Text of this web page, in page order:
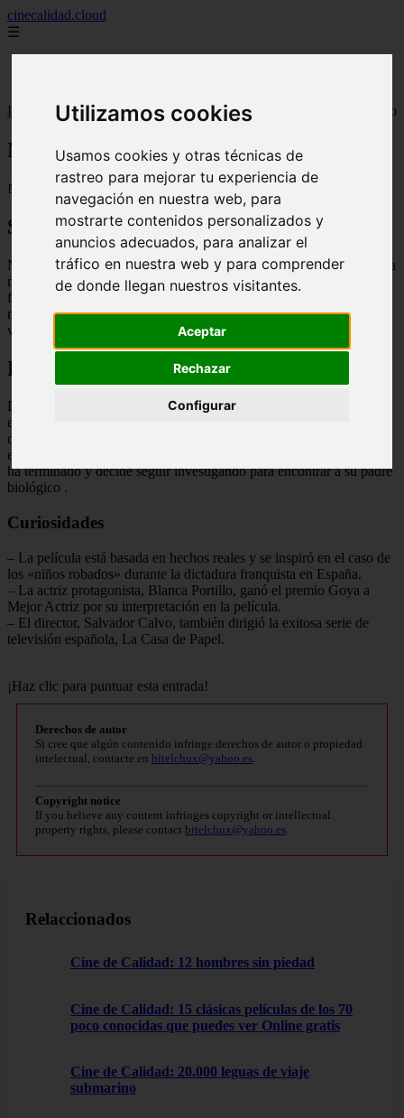
Utilizamos cookies
Usamos cookies y otras técnicas de
rastreo para mejorar tu experiencia de
navegación en nuestra web, para
mostrarte contenidos personalizados y
anuncios adecuados, para analizar el
tráfico en nuestra web y para comprender
de donde llegan nuestros visitantes.
Aceptar
Rechazar
Configurar
cinecalidad.cloud
☰
Inicio finalexplicadolat >Niños robados (2026) ᐉ Final Explicado
Niños robados (2026) ᐉ Final Explicado
📅 13/02/2026
Sinopsis
Niños robados es una película española que cuenta la historia de una
mujer llamada Sara que, tras la muerte de su madre, descubre que
fue adoptada ilegalmente durante la dictadura franquista. Junto a su
marido, emprende una búsqueda desesperada para encontrar a sus
verdaderos padres y descubrir la verdad detrás de su adopción.
Final Explicado
Después de una larga investigación, Sara y su marido logran
encontrar a su verdadera madre, quien les cuenta la terrible historia
de cómo fue obligada a dar a su hija en adopción. A pesar de la
emoción del reencuentro, Sara se da cuenta de que su búsqueda no
ha terminado y decide seguir investigando para encontrar a su padre
biológico .
Curiosidades
– La película está basada en hechos reales y se inspiró en el caso de
los «niños robados» durante la dictadura franquista en España.
– La actriz protagonista, Blanca Portillo, ganó el premio Goya a
Mejor Actriz por su interpretación en la película.
– El director, Salvador Calvo, también dirigió la exitosa serie de
televisión española, La Casa de Papel.
¡Haz clic para puntuar esta entrada!
Derechos de autor
Si cree que algún contenido infringe derechos de autor o propiedad
intelectual, contacte en bitelchux@yahoo.es
Copyright notice
If you believe any content infringes copyright or intellectual
property rights, please contact bitelchux@yahoo.es
Relaccionados
Cine de Calidad: 12 hombres sin piedad
Cine de Calidad: 15 clásicas películas de los 70
poco conocidas que puedes ver Online gratis
Cine de Calidad: 20.000 leguas de viaje
submarino